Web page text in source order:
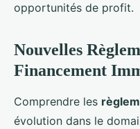
opportunités de profit.
Nouvelles
Financement
Comprendre les
évolution dans le